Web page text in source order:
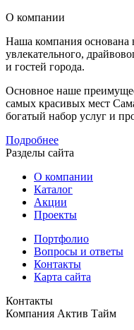
О компании
Наша компания основана
увлекательного,
и гостей города.
Основное наше
самых красивых мест
богатый набор услуг и
Подробнее
Разделы сайта
О компании
Каталог
Акции
Проекты
Портфолио
Вопросы и ответы
Контакты
Карта сайта
Контакты
Компания Актив Тайм